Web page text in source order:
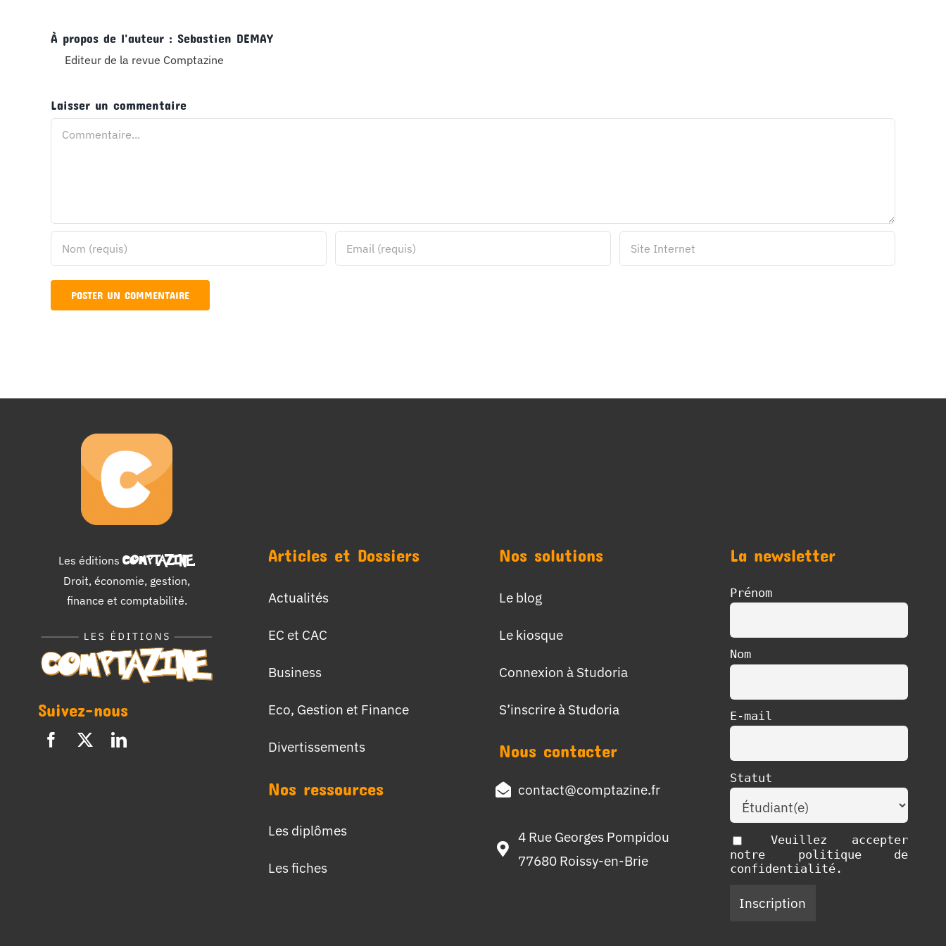
À propos de l'auteur : Sebastien DEMAY
Editeur de la revue Comptazine
Laisser un commentaire
Commentaire
Les éditions COMPTAZINE.
Droit, économie, gestion,
finance et comptabilité.
Suivez-nous
Articles et Dossiers
Actualités
EC et CAC
Business
Eco, Gestion et Finance
Divertissements
Nos ressources
Les diplômes
Les fiches
Nos solutions
Le blog
Le kiosque
Connexion à Studoria
S’inscrire à Studoria
Nous contacter
contact@comptazine.fr
4 Rue Georges Pompidou
77680 Roissy-en-Brie
La newsletter
Prénom
Nom
E-mail
Statut
Veuillez accepter
notre politique de
confidentialité.